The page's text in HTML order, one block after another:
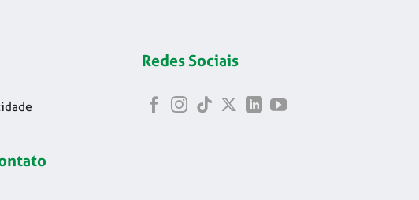
Redes Sociais